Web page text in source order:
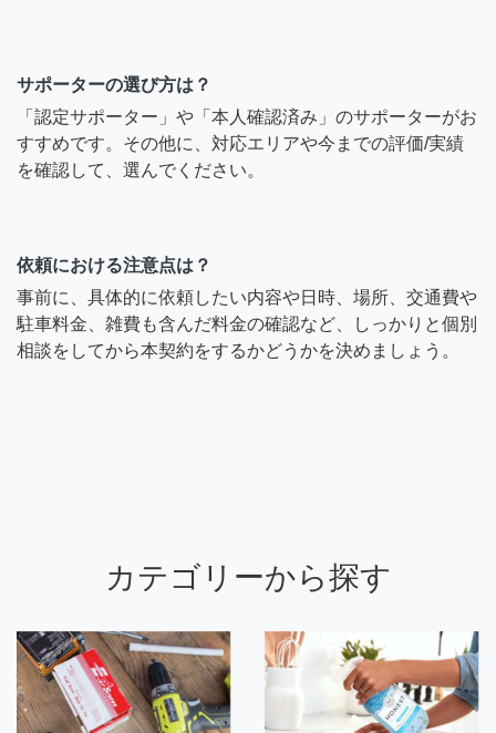
サポーターの選び方は？
「認定サポーター」や「本人確認済み」のサポーターがお
すすめです。その他に、対応エリアや今までの評価/実績
を確認して、選んでください。
依頼における注意点は？
事前に、具体的に依頼したい内容や日時、場所、交通費や
駐車料金、雑費も含んだ料金の確認など、しっかりと個別
相談をしてから本契約をするかどうかを決めましょう。
カテゴリーから探す